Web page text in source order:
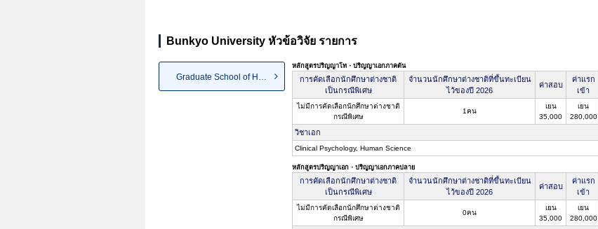
Bunkyo University หัวข้อวิจัย รายการ
Graduate School of Human Scie...
หลักสูตรปริญญาโท・ปริญญาเอกภาคต้น
การคัดเลือกนักศึกษาต่างชาติ
เป็นกรณีพิเศษ
จำนวนนักศึกษาต่างชาติที่ขึ้นทะเบียน
ไว้ของปี 2026
ค่าสอบ
ค่าแรก
เข้า
ไม่มีการคัดเลือกนักศึกษาต่างชาติ
กรณีพิเศษ
1คน
เยน
35,000
เยน
280,000
วิชาเอก
Clinical Psychology, Human Science
หลักสูตรปริญญาเอก・ปริญญาเอกภาคปลาย
การคัดเลือกนักศึกษาต่างชาติ
เป็นกรณีพิเศษ
จำนวนนักศึกษาต่างชาติที่ขึ้นทะเบียน
ไว้ของปี 2026
ค่าสอบ
ค่าแรก
เข้า
ไม่มีการคัดเลือกนักศึกษาต่างชาติ
กรณีพิเศษ
0คน
เยน
35,000
เยน
280,000